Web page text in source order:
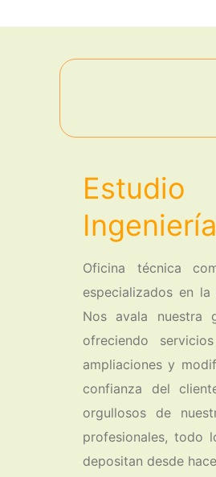
Ingeniería
Oficina técnica
especializados en
Nos avala nuestra
ofreciendo
ampliaciones y
confianza del
orgullosos de
profesionales, todo
depositan desde